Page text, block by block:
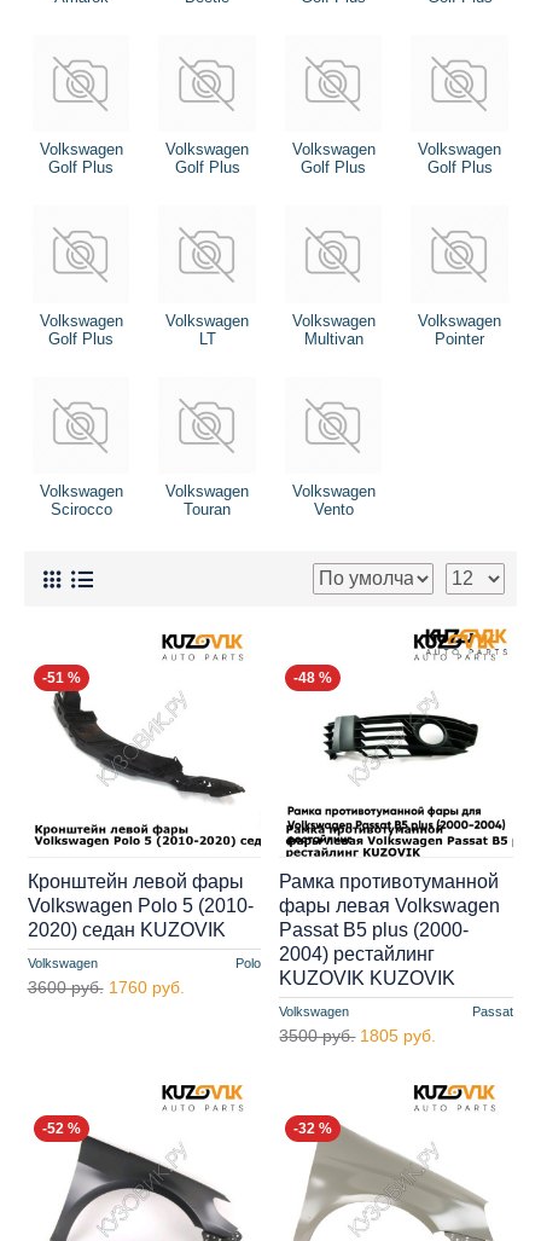
Volkswagen
Golf Plus
Volkswagen
Golf Plus
Volkswagen
Golf Plus
Volkswagen
Golf Plus
Volkswagen
Golf Plus
Volkswagen
LT
Volkswagen
Multivan
Volkswagen
Pointer
Volkswagen
Scirocco
Volkswagen
Touran
Volkswagen
Vento
-51 %
Volkswagen Polo
Кронштейн левой фары
Volkswagen Polo 5 (2010-
2020) седан KUZOVIK
3600 руб. 1760 руб.
-48 %
Volkswagen Passat
Рамка противотуманной
фары левая Volkswagen
Passat B5 plus (2000-
2004) рестайлинг
KUZOVIK KUZOVIK
3500 руб. 1805 руб.
-52 % -32 %